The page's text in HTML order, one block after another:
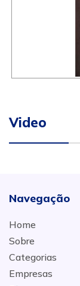
Video
Navegação
Home
Sobre
Categorias
Empresas